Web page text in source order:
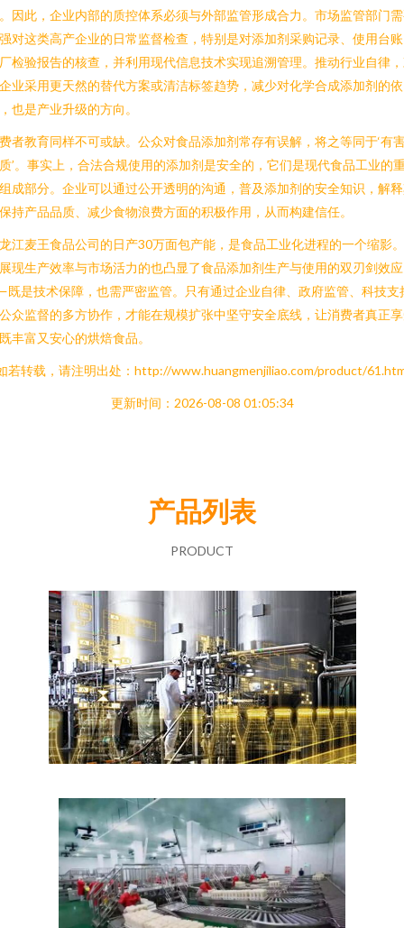
因此，企业内部的质控体系必须与外部监管形成合力。市场监管部门
对这类高产企业的日常监督检查，特别是对添加剂采购记录、使用台
检验报告的核查，并利用现代信息技术实现追溯管理。推动行业自律
业采用更天然的替代方案或清洁标签趋势，减少对化学合成添加剂的依
也是产业升级的方向。
者教育同样不可或缺。公众对食品添加剂常存有误解，将之等同于‘有
’。事实上，合法合规使用的添加剂是安全的，它们是现代食品工业的
成部分。企业可以通过公开透明的沟通，普及添加剂的安全知识，解
持产品品质、减少食物浪费方面的积极作用，从而构建信任。
江麦王食品公司的日产30万面包产能，是食品工业化进程的一个缩影
现生产效率与市场活力的也凸显了食品添加剂生产与使用的双刃剑效应
是技术保障，也需严密监管。只有通过企业自律、政府监管、科技支
众监督的多方协作，才能在规模扩张中坚守安全底线，让消费者真正
丰富又安心的烘焙食品。
若转载，请注明出处：http://www.huangmenjiliao.com/product/
更新时间：2026-08-08 01:05:34
产品列表
PRODUCT